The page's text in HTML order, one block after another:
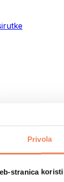
Privola
stranica